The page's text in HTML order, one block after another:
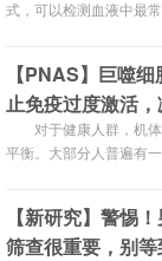
式，可以检测血液中最
（ddPCR）血液测试
C228T和C250T两个基
【PNAS】巨噬
止免疫过度激活
对于健康人群，机
平衡。大部分人普遍有
是因为，我们的“免疫力
【新研究】警惕
筛查很重要，别